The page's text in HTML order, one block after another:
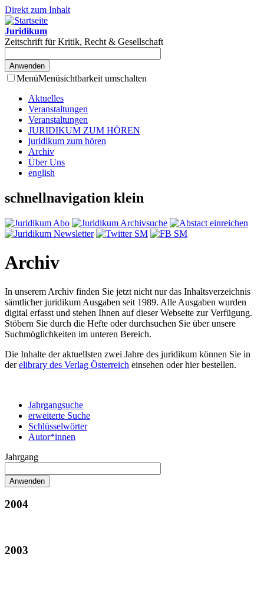
Direkt zum Inhalt
Juridikum
Zeitschrift für Kritik, Recht & Gesellschaft
MenüMenüsichtbarkeit umschalten
Aktuelles
Veranstaltungen
Veranstaltungen
JURIDIKUM ZUM HÖREN
juridikum zum hören
Archiv
Über Uns
english
schnellnavigation klein
Archiv
In unserem Archiv finden Sie jetzt nicht nur das Inhaltsverzeichnis
sämtlicher juridikum Ausgaben seit 1989. Alle Ausgaben wurden
digital erfasst und stehen Ihnen auf dieser Webseite zur Verfügung.
Stöbern Sie durch die Hefte oder durchsuchen Sie über unsere
Suchmöglichkeiten im unteren Bereich.
Die Inhalte der aktuellsten zwei Jahre des juridikum können Sie in
derelibrary des Verlag Österreich einsehen oder hier bestellen.
Jahrgangsuche
erweiterte Suche
Schlüsselwörter
Autor*innen
Jahrgang
2004
2003